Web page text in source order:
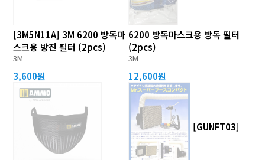
[3M5N11A] 3M 6200 방독마
스크용 방진 필터 (2pcs)
3M
3,600원
6200 방독마스크용 방독 필터
(2pcs)
3M
12,600원
[GUNFT03]